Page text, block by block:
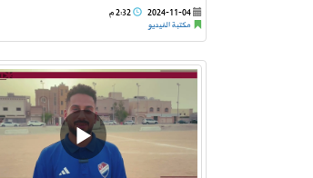
2024-11-04
2:32 م
مكتبة الفيديو